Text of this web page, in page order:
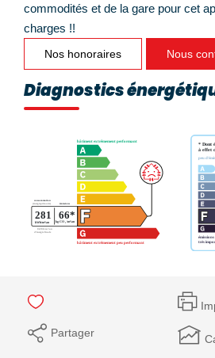
commodités et de la gare pour cet
charges !!
Nos honoraires Nous
Diagnostics
Partager